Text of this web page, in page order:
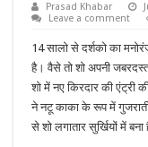
Prasad Khabar
Leave a comment
14 सालो से दर्शको का
है। वैसे तो शो अपनी
शो में नए किरदार की एंट्री
ने नटू काका के रूप में
से शो लगातार सुर्खियों में बना